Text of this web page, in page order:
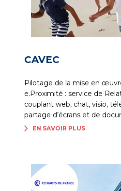
CAVEC
Pilotage de la mise en
e.Proximité : service de
couplant web, chat, visio,
partage d’écrans et de
EN SAVOIR PLUS